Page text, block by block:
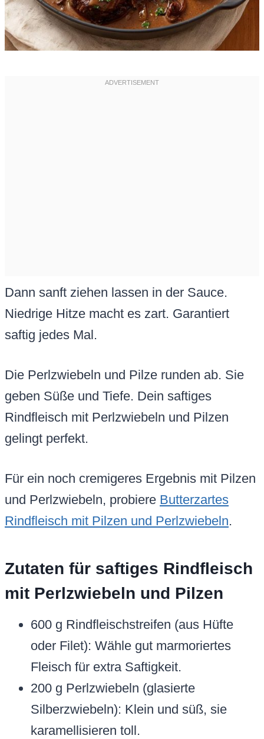
Dann sanft ziehen lassen in der Sauce.
Niedrige Hitze macht es zart. Garantiert
saftig jedes Mal.
Die Perlzwiebeln und Pilze runden ab. Sie
geben Süße und Tiefe. Dein saftiges
Rindfleisch mit Perlzwiebeln und Pilzen
gelingt perfekt.
Für ein noch cremigeres Ergebnis mit Pilzen
und Perlzwiebeln, probiere Butterzartes
Rindfleisch mit Pilzen und Perlzwiebeln.
Zutaten für saftiges Rindfleisch
mit Perlzwiebeln und Pilzen
600 g Rindfleischstreifen (aus Hüfte
oder Filet): Wähle gut marmoriertes
Fleisch für extra Saftigkeit.
200 g Perlzwiebeln (glasierte
Silberzwiebeln): Klein und süß, sie
karamellisieren toll.